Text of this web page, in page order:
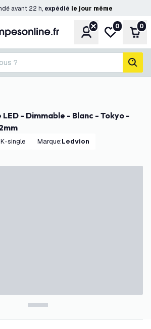
avant 22 h, expédié le jour même
CompteMa liste de
0 0
?
single Marque: Ledvion